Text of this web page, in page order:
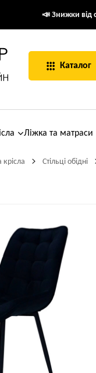
📣 Знижки від
Каталог
Ліжка та матраси
крісла Стільці обідні